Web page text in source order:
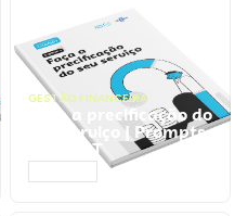
GESTÃO FINANCEIRA
Faça a precificação do
seu serviço | Prompts
ChatGPT